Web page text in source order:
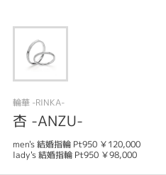
輪華 -RINKA-
杏 -ANZU-
men's 結婚指輪 Pt950 ￥120,000
lady's 結婚指輪 Pt950 ￥98,000